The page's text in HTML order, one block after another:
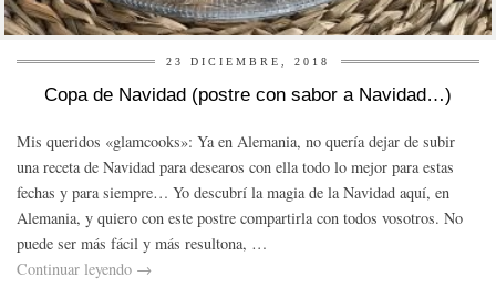
23 DICIEMBRE, 2018
Copa de Navidad (postre con sabor a Navidad…)
Mis queridos «glamcooks»: Ya en Alemania, no quería dejar de subir
una receta de Navidad para desearos con ella todo lo mejor para estas
fechas y para siempre… Yo descubrí la magia de la Navidad aquí, en
Alemania, y quiero con este postre compartirla con todos vosotros. No
puede ser más fácil y más resultona, …
Continuar leyendo →